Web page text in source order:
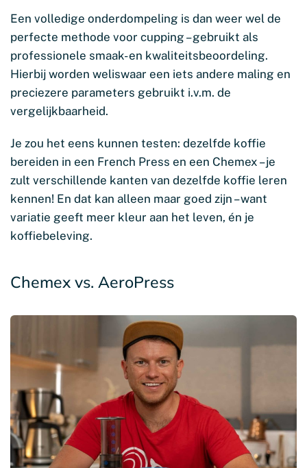
Een volledige onderdompeling is dan weer wel de
perfecte methode voor cupping – gebruikt als
professionele smaak- en kwaliteitsbeoordeling.
Hierbij worden weliswaar een iets andere maling en
preciezere parameters gebruikt i.v.m. de
vergelijkbaarheid.
Je zou het eens kunnen testen: dezelfde koffie
bereiden in een French Press en een Chemex – je
zult verschillende kanten van dezelfde koffie leren
kennen! En dat kan alleen maar goed zijn – want
variatie geeft meer kleur aan het leven, én je
koffiebeleving.
Chemex vs. AeroPress